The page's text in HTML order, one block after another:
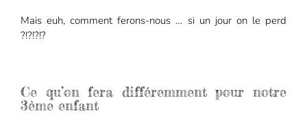
Mais euh, comment ferons-nous … si un jour on le perd
?!?!?!?
Ce qu’on fera différemment pour notre
3ème enfant